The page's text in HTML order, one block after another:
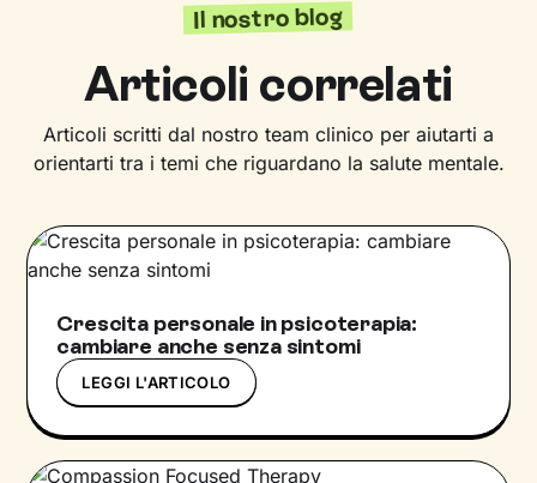
Il nostro blog
Articoli correlati
Articoli scritti dal nostro team clinico per aiutarti a
orientarti tra i temi che riguardano la salute mentale.
Crescita personale in psicoterapia:
cambiare anche senza sintomi
LEGGI L'ARTICOLO